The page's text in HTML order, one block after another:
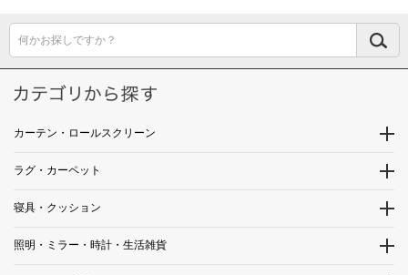
何かお探しですか？
カーテン・ロールスクリーン
ラグ・カーペット
寝具・クッション
照明・ミラー・時計・生活雑貨